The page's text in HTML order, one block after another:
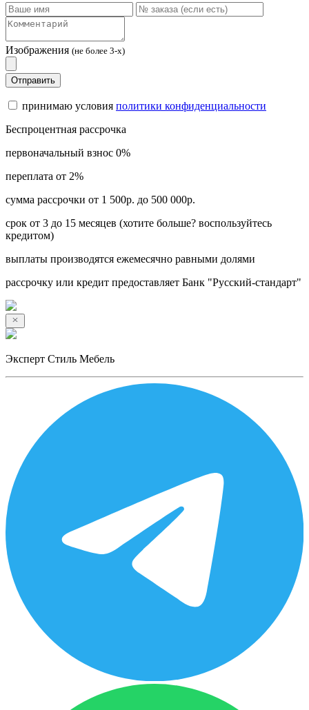
Изображения (не более 3-х)
Отправить
принимаю условия политики конфиденциальности
Беспроцентная рассрочка
первоначальный взнос 0%
переплата от 2%
сумма рассрочки от 1 500р. до 500 000р.
срок от 3 до 15 месяцев (хотите больше? воспользуйтесь
кредитом)
выплаты производятся ежемесячно равными долями
рассрочку или кредит предоставляет Банк "Русский-стандарт"
Эксперт Стиль Мебель